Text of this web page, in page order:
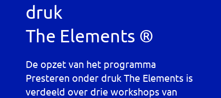
druk
The Elements ®
De opzet van het programma
Presteren onder druk The Elements is
verdeeld over drie workshops van